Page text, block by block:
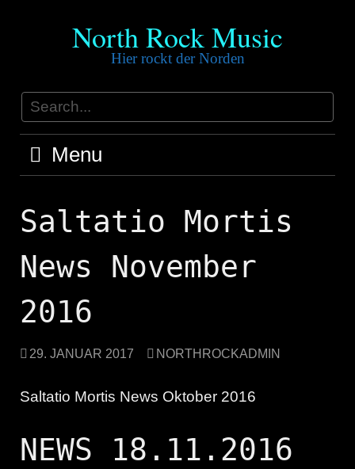
North Rock Music
Hier rockt der Norden
Menu
Saltatio Mortis
News November
2016
29. JANUAR 2017 NORTHROCKADMIN
Saltatio Mortis News Oktober 2016
NEWS 18.11.2016